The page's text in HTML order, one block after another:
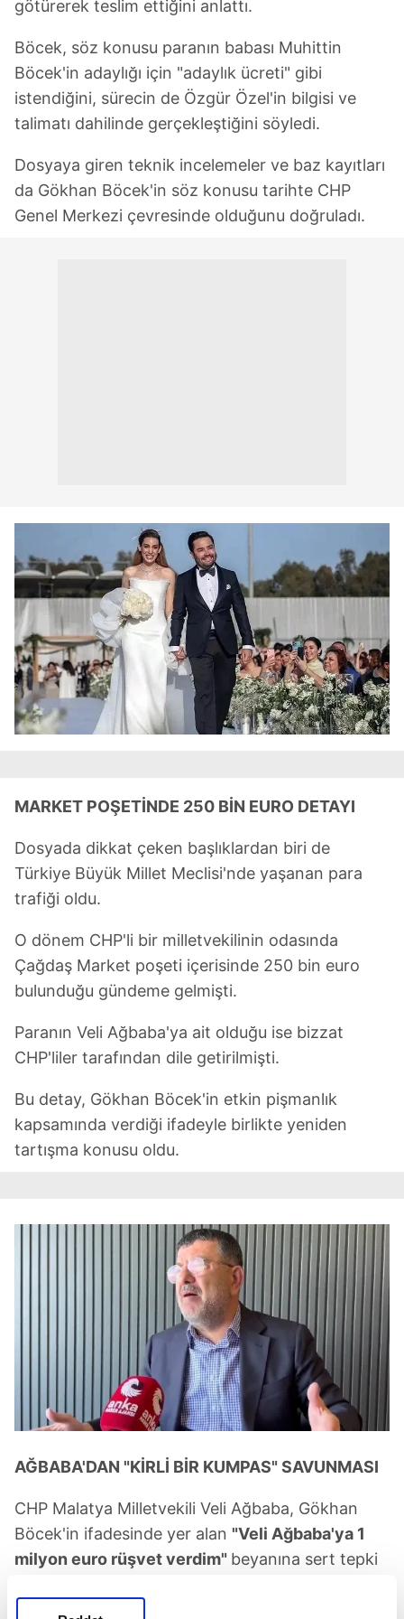
götürerek teslim ettiğini anlattı.
Böcek, söz konusu paranın babası Muhittin
Böcek'in adaylığı için "adaylık ücreti" gibi
istendiğini, sürecin de Özgür Özel'in bilgisi ve
talimatı dahilinde gerçekleştiğini söyledi.
Dosyaya giren teknik incelemeler ve baz kayıtları
da Gökhan Böcek'in söz konusu tarihte CHP
Genel Merkezi çevresinde olduğunu doğruladı.
MARKET POŞETİNDE 250 BİN EURO DETAYI
Dosyada dikkat çeken başlıklardan biri de
Türkiye Büyük Millet Meclisi'nde yaşanan para
trafiği oldu.
O dönem CHP'li bir milletvekilinin odasında
Çağdaş Market poşeti içerisinde 250 bin euro
bulunduğu gündeme gelmişti.
Paranın Veli Ağbaba'ya ait olduğu ise bizzat
CHP'liler tarafından dile getirilmişti.
Bu detay, Gökhan Böcek'in etkin pişmanlık
kapsamında verdiği ifadeyle birlikte yeniden
tartışma konusu oldu.
AĞBABA'DAN "KİRLİ BİR KUMPAS" SAVUNMASI
CHP Malatya Milletvekili Veli Ağbaba, Gökhan
Böcek'in ifadesinde yer alan "Veli Ağbaba'ya 1
milyon euro rüşvet verdim" beyanına sert tepki